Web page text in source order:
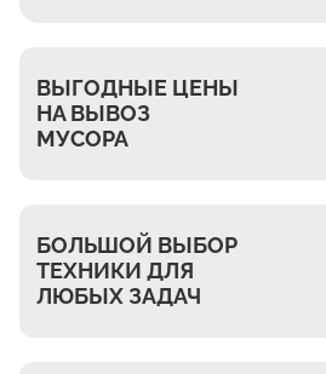
Октябрьский
Малаховка
Жилино-1
Пехорка
ВЫГОДНЫЕ ЦЕНЫ
НА ВЫВОЗ
МУСОРА
БОЛЬШОЙ ВЫБОР
ТЕХНИКИ ДЛЯ
ЛЮБЫХ ЗАДАЧ